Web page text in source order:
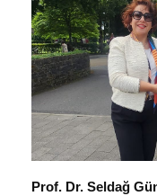
Prof. Dr. Seldağ